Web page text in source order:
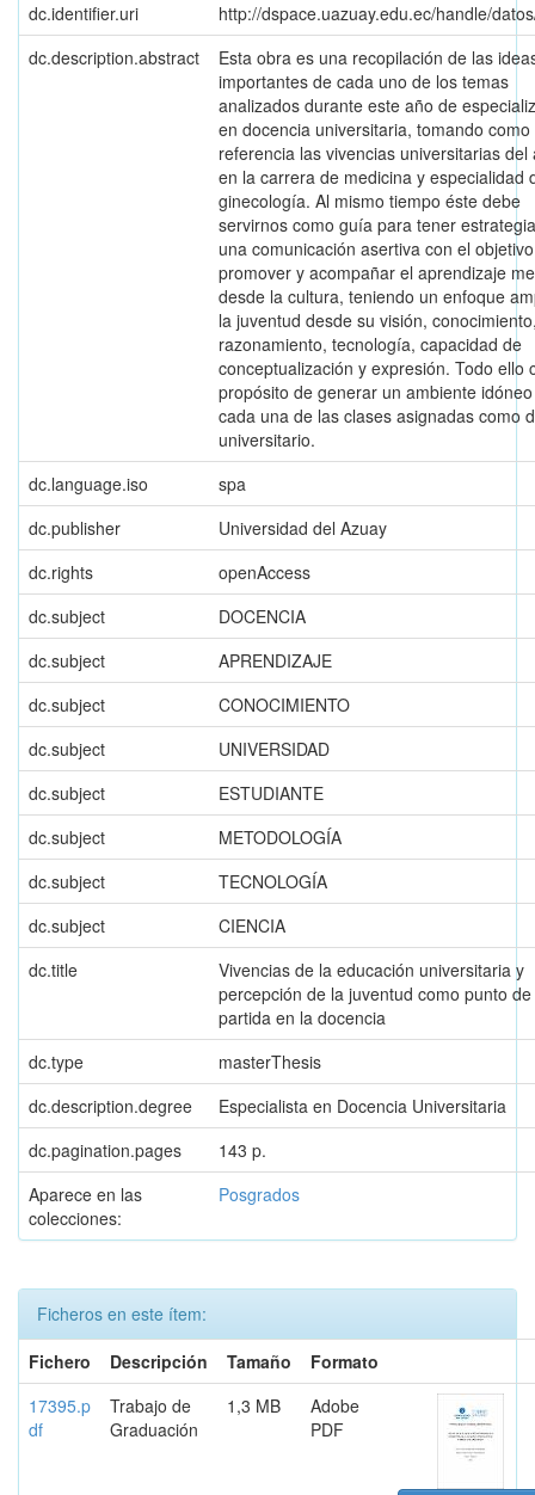
dc.identifier.uri
http://dspace.uazuay.edu.ec/handle/
dc.description.abstract
Esta obra es una recopilación de las
importantes de cada uno de los temas
analizados durante este año de
en docencia universitaria, tomando como
referencia las vivencias universitarias del
en la carrera de medicina y especialidad
ginecología. Al mismo tiempo éste debe
servirnos como guía para tener
una comunicación asertiva con el
promover y acompañar el aprendizaje
desde la cultura, teniendo un enfoque
la juventud desde su visión,
razonamiento, tecnología, capacidad de
conceptualización y expresión. Todo ello
propósito de generar un ambiente
cada una de las clases asignadas como
universitario.
dc.language.iso
spa
dc.publisher
Universidad del Azuay
dc.rights
openAccess
dc.subject
DOCENCIA
dc.subject
APRENDIZAJE
dc.subject
CONOCIMIENTO
dc.subject
UNIVERSIDAD
dc.subject
ESTUDIANTE
dc.subject
METODOLOGÍA
dc.subject
TECNOLOGÍA
dc.subject
CIENCIA
dc.title
Vivencias de la educación universitaria y
percepción de la juventud como punto de
partida en la docencia
dc.type
masterThesis
dc.description.degree
Especialista en Docencia Universitaria
dc.pagination.pages
143 p.
Aparece en las
colecciones:
Posgrados
Ficheros en este ítem:
Fichero
Descripción Tamaño
Formato
17395.p
df
Trabajo de
Graduación
1,3 MB
Adobe
PDF